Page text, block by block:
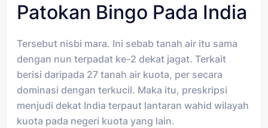
Patokan Bingo Pada India
Tersebut nisbi mara. Ini sebab tanah air itu sama
dengan nun terpadat ke-2 dekat jagat. Terkait
berisi daripada 27 tanah air kuota, per secara
dominasi dengan terkucil. Maka itu, preskripsi
menjudi dekat India terpaut lantaran wahid wilayah
kuota pada negeri kuota yang lain.